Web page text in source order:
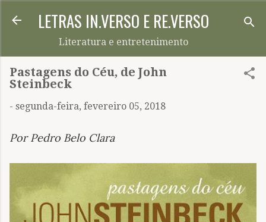
Pular para o conteúdo principal
LETRAS IN.VERSO E RE.VERSO
Literatura e entretenimento
Pastagens do Céu, de John
Steinbeck
- segunda-feira, fevereiro 05, 2018
Por Pedro Belo Clara